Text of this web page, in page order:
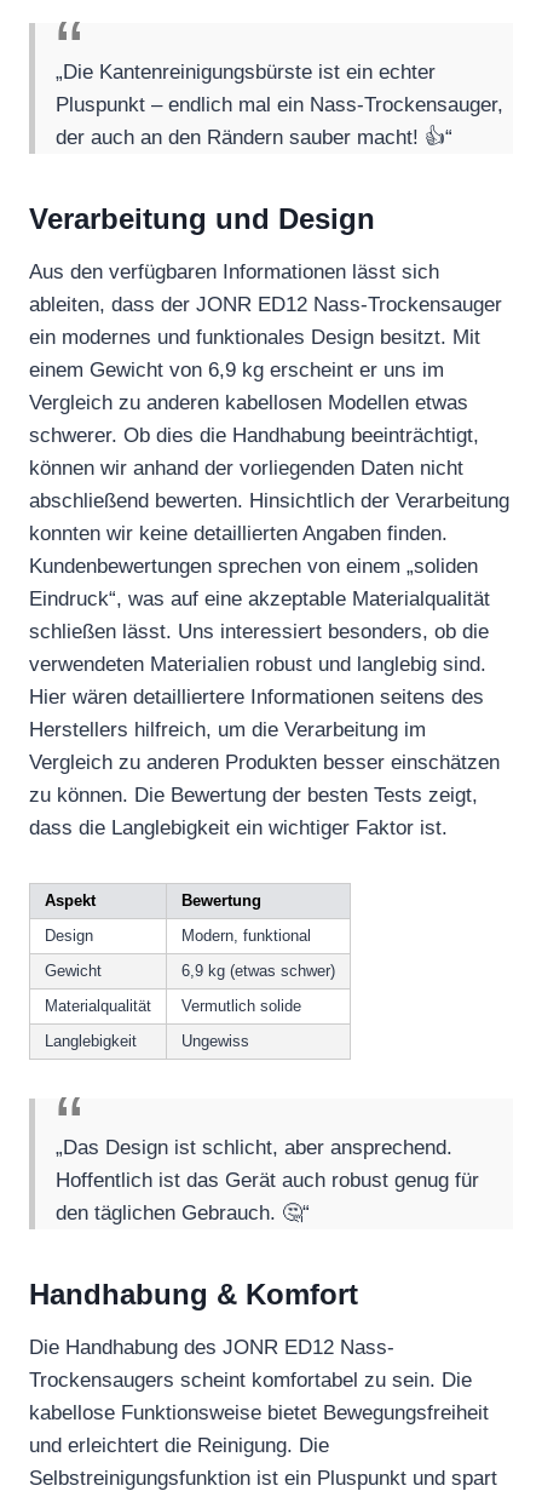
„Die Kantenreinigungsbürste ist ein echter
Pluspunkt – endlich mal ein Nass-Trockensauger,
der auch an den Rändern sauber macht! 👍“
Verarbeitung und Design
Aus den verfügbaren Informationen lässt sich
ableiten, dass der JONR ED12 Nass-Trockensauger
ein modernes und funktionales Design besitzt. Mit
einem Gewicht von 6,9 kg erscheint er uns im
Vergleich zu anderen kabellosen Modellen etwas
schwerer. Ob dies die Handhabung beeinträchtigt,
können wir anhand der vorliegenden Daten nicht
abschließend bewerten. Hinsichtlich der Verarbeitung
konnten wir keine detaillierten Angaben finden.
Kundenbewertungen sprechen von einem „soliden
Eindruck“, was auf eine akzeptable Materialqualität
schließen lässt. Uns interessiert besonders, ob die
verwendeten Materialien robust und langlebig sind.
Hier wären detailliertere Informationen seitens des
Herstellers hilfreich, um die Verarbeitung im
Vergleich zu anderen Produkten besser einschätzen
zu können. Die Bewertung der besten Tests zeigt,
dass die Langlebigkeit ein wichtiger Faktor ist.
Aspekt
Bewertung
Design
Modern, funktional
Gewicht
6,9 kg (etwas schwer)
Materialqualität
Vermutlich solide
Langlebigkeit
Ungewiss
„Das Design ist schlicht, aber ansprechend.
Hoffentlich ist das Gerät auch robust genug für
den täglichen Gebrauch. 🤔“
Handhabung & Komfort
Die Handhabung des JONR ED12 Nass-
Trockensaugers scheint komfortabel zu sein. Die
kabellose Funktionsweise bietet Bewegungsfreiheit
und erleichtert die Reinigung. Die
Selbstreinigungsfunktion ist ein Pluspunkt und spart